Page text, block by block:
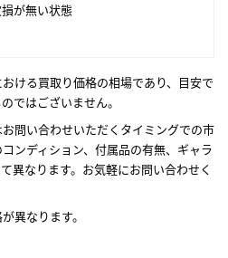
が無い状態
ける買取り価格の相場であり、目安で
ではございません。
問い合わせいただくタイミングでの市
ンディション、付属品の有無、ギャラ
異なります。お気軽にお問い合わせく
異なります。